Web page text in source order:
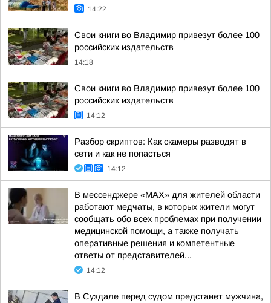
14:22
Свои книги во Владимир привезут более 100
российских издательств
14:18
Свои книги во Владимир привезут более 100
российских издательств
14:12
Разбор скриптов: Как скамеры разводят в
сети и как не попасться
14:12
В мессенджере «MAX» для жителей области
работают медчаты, в которых жители могут
сообщать обо всех проблемах при получении
медицинской помощи, а также получать
оперативные решения и компетентные
ответы от представителей...
14:12
В Суздале перед судом предстанет мужчина,